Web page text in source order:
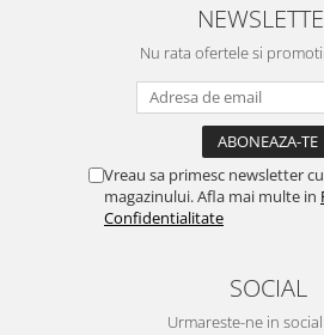
Nu rata ofertele si
Vreau sa primesc newsletter
magazinului. Afla mai multe in
Confidentialitate
SOCIAL
Urmareste-ne in